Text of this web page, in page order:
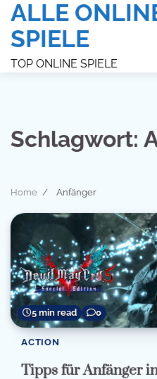
Skip
content
ALLE
SPIELE
TOP ONLINE SPIELE
Schlagwort:
Home Anfänger
5 min read 0
ACTION
Tipps für Anfänger